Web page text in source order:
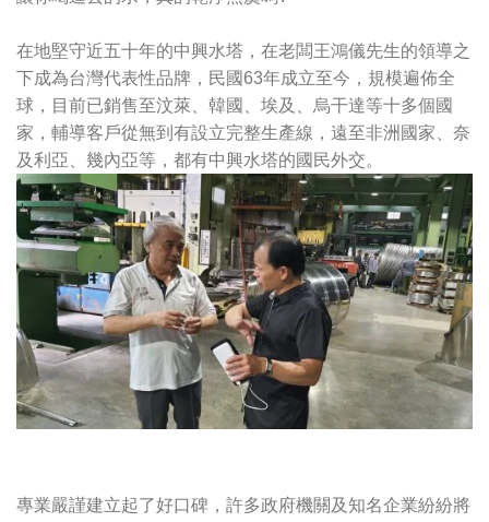
在地堅守近五十年的中興水塔，在老闆王鴻儀先生的領導之
下成為台灣代表性品牌，民國63年成立至今，規模遍佈全
球，目前已銷售至汶萊、韓國、埃及、烏干達等十多個國
家，輔導客戶從無到有設立完整生產線，遠至非洲國家、奈
及利亞、幾內亞等，都有中興水塔的國民外交。
專業嚴謹建立起了好口碑，許多政府機關及知名企業紛紛將